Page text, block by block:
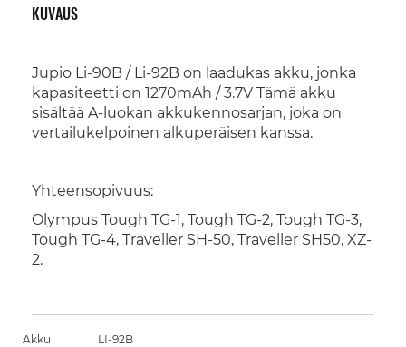
KUVAUS
Jupio Li-90B / Li-92B on laadukas akku, jonka
kapasiteetti on 1270mAh / 3.7V Tämä akku
sisältää A-luokan akkukennosarjan, joka on
vertailukelpoinen alkuperäisen kanssa.
Yhteensopivuus:
Olympus Tough TG-1, Tough TG-2, Tough TG-3,
Tough TG-4, Traveller SH-50, Traveller SH50, XZ-
2.
Akku LI-92B